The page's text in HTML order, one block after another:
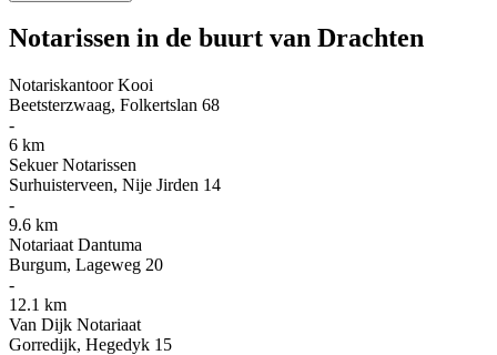
Notarissen in de buurt van Drachten
Notariskantoor Kooi
Beetsterzwaag, Folkertslan 68
-
6 km
Sekuer Notarissen
Surhuisterveen, Nije Jirden 14
-
9.6 km
Notariaat Dantuma
Burgum, Lageweg 20
-
12.1 km
Van Dijk Notariaat
Gorredijk, Hegedyk 15